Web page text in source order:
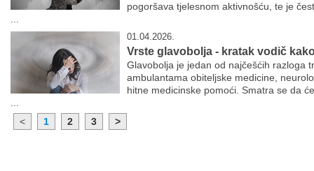
pogoršava tjelesnom aktivnošću, te je
01.04.2026.
Vrste glavobolja - kratak vodič
Glavobolja je jedan od najčešćih razloga
ambulantama obiteljske medicine,
hitne medicinske pomoći. Smatra se da
<
1 2 3 >